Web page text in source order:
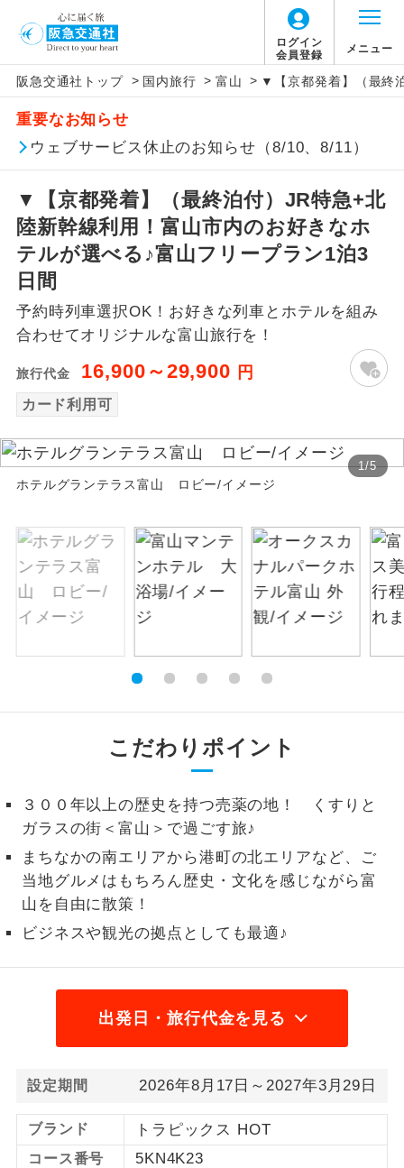
ログイン
会員登録
メニュー
阪急交通社トップ > 国内旅行 > 富山 > ▼【京都発着】（最終
重要なお知らせ
ウェブサービス休止のお知らせ（8/10、8/11）
▼【京都発着】（最終泊付）JR特急+北
陸新幹線利用！富山市内のお好きなホ
テルが選べる♪富山フリープラン1泊3
日間
予約時列車選択OK！お好きな列車とホテルを組み
合わせてオリジナルな富山旅行を！
旅行代金 16,900～29,900 円
カード利用可
1/5
ホテルグランテラス富山 ロビー/イメージ
こだわりポイント
３００年以上の歴史を持つ売薬の地！ くすりと
ガラスの街＜富山＞で過ごす旅♪
まちなかの南エリアから港町の北エリアなど、ご
当地グルメはもちろん歴史・文化を感じながら富
山を自由に散策！
ビジネスや観光の拠点としても最適♪
出発日・旅行代金を見る
設定期間 2026年8月17日～2027年3月29日
ブランド トラピックス HOT
コース番号 5KN4K23
アイコン 説明
添乗員同行
往路出発空港（駅）から復路到着空港
（駅）まで同行します。
現地添乗員同
行
現地到着空港（駅）から最終日出発空港
（駅）まで添乗員が同行します。
バスガイド乗
務
バスガイドが乗務し、車内での観光案内
新コース 初登場のコースです。
世界遺産
ユネスコに登録されている文化遺産や自
絶景 絶景スポットに立ち寄るコースです。
温泉 温泉地にも宿泊するコースです。
露天風呂
ご宿泊ホテルに露天風呂が付いていま
す。
大浴場 ご宿泊ホテルに大浴場が付いています。
全食事付き
事の心配はいりません。（機内食を除
く）
お部屋にてゆっくりとお召し上がりいた
だけます。
をじっくり聞くことができます。
1名様から出発可能な個人型プランで
す。
2名様催行
加限定
1名様1室同代
1名様1室利用でも追加料金がかからない
ご夫婦限定
ご夫婦限定でご参加いただけるコースで
女性限定
女性限定でご参加いただけるコースで
す。